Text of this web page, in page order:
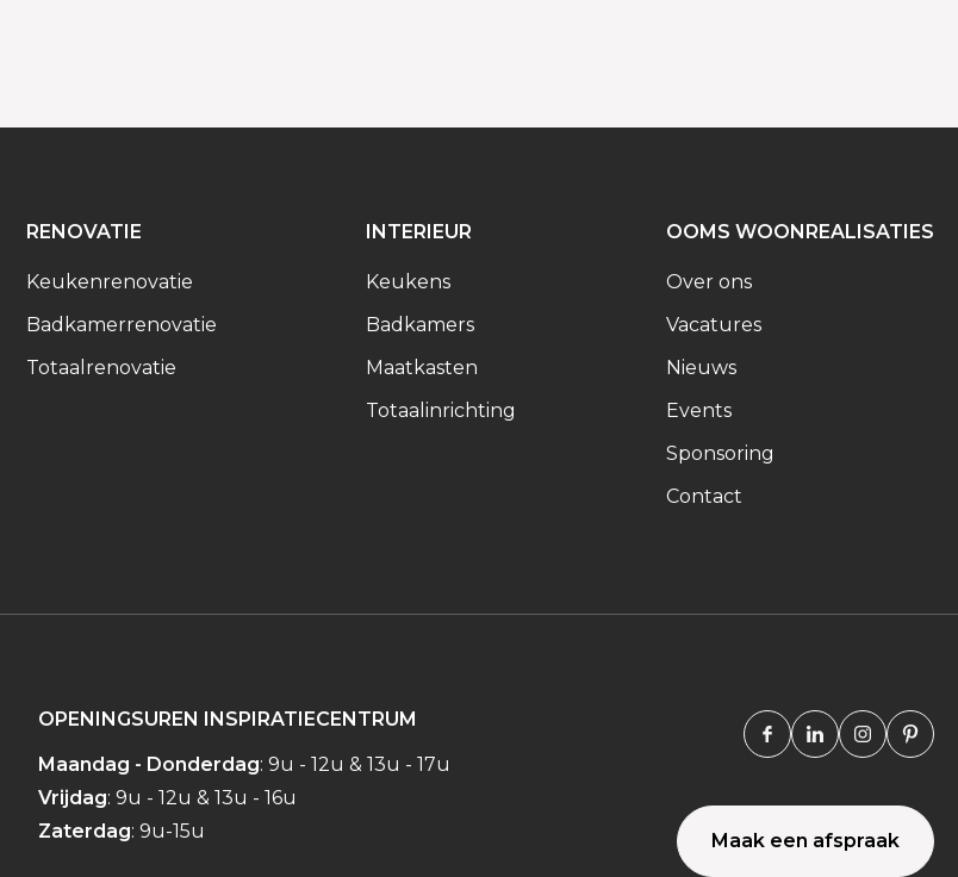
RENOVATIE
Keukenrenovatie
Badkamerrenovatie
Totaalrenovatie
INTERIEUR
Keukens
Badkamers
Maatkasten
Totaalinrichting
OOMS WOONREALISATIES
Over ons
Vacatures
Nieuws
Events
Sponsoring
Contact
OPENINGSUREN INSPIRATIECENTRUM
Maandag - Donderdag: 9u - 12u & 13u - 17u
Vrijdag: 9u - 12u & 13u - 16u
Zaterdag: 9u-15u
Facebook
Linkedin
Maak een afspraak